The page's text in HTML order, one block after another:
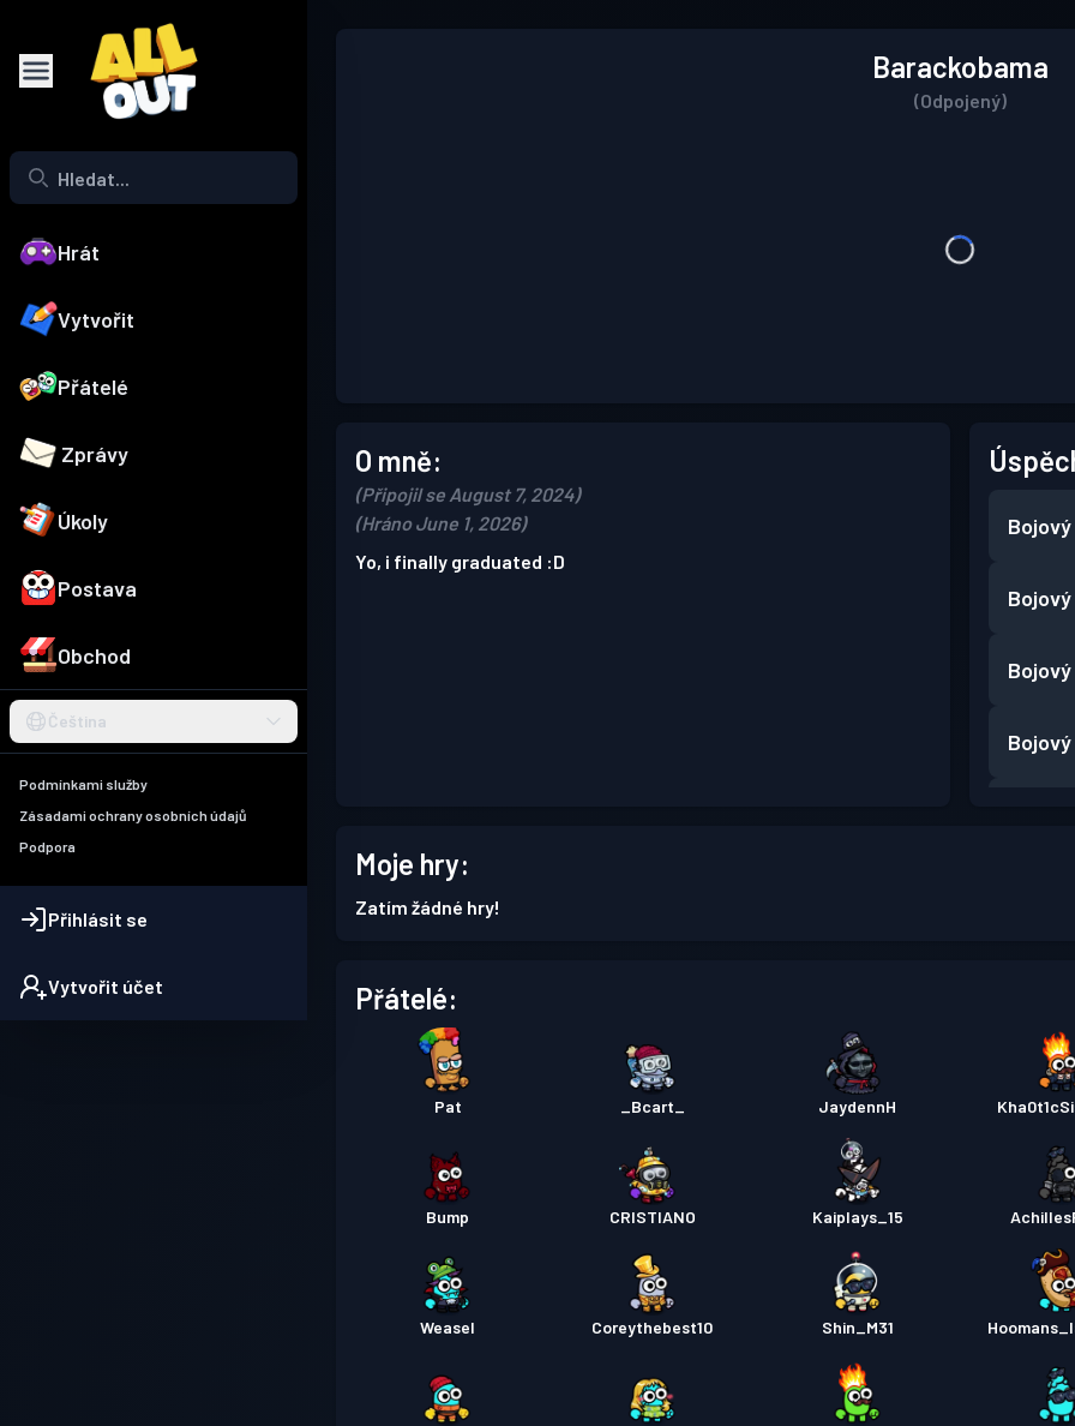
Hrát
Vytvořit
Přátelé
Zprávy
Úkoly
Postava
Obchod
Čeština
Podmínkami služby
Zásadami ochrany osobních údajů
Podpora
Přihlásit se
Vytvořit účet
Barackobama
(Odpojený)
O mně:
(Připojil se August 7, 2024)
(Hráno June 1, 2026)
Yo, i finally graduated :D
Bojový
Bojový
Bojový
Moje hry:
Zatím žádné hry!
Přátelé:
Pat _Bcart_ JaydennH
Bump CRISTIANO Kaiplays_15
Weasel Coreythebest10 Shin_M31